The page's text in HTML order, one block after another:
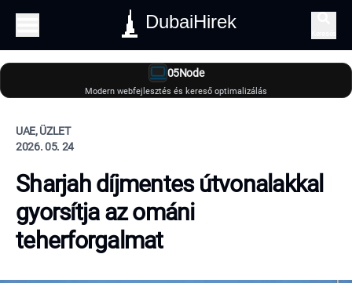
DubaiHirek
05Node
Modern webfejlesztés és kereső optimalizálás
UAE, ÜZLET
2026. 05. 24
Sharjah díjmentes útvonalakkal
gyorsítja az ománi
teherforgalmat